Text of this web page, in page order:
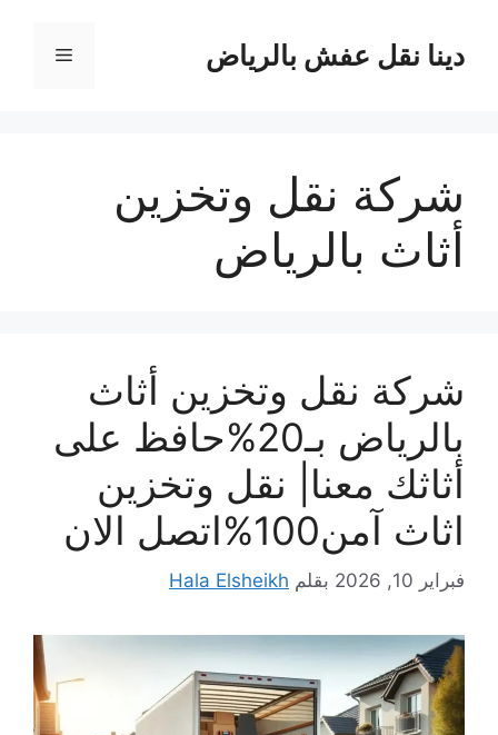
المحتوىدينا نقل عفش بالرياض القائمة
شركة نقل وتخزين
أثاث بالرياض
شركة نقل وتخزين أثاث
بالرياض بـ20%حافظ على
أثاثك معنا| نقل وتخزين
اثاث آمن100%اتصل الان
فبراير 10, 2026 بقلم Hala Elsheikh